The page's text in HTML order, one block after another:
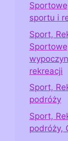
sportu i
Sport,
rekreacji
Sport,
podróży
Sport,
podróży,